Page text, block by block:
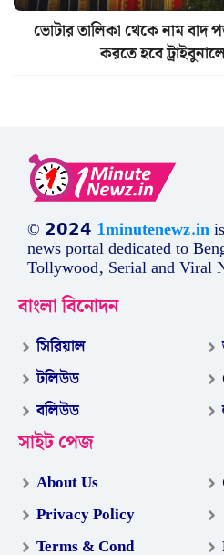
ভোটার তালিকা থেকে নাম বাদ
করতে হবে
© 𝟮𝟬𝟮𝟰 1minutenewz.in
news portal dedicated to
Tollywood, Serial and Viral
বাংলা বিনোদন
সিরিয়াল
টলিউড
বলিউড
সাইট পেজ
About Us
Privacy Policy
Terms & Cond